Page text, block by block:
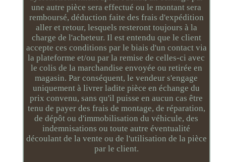
une autre pièce sera effectué ou le montant sera
remboursé, déduction faite des frais d'expédition
aller et retour, lesquels resteront toujours à la
charge de l'acheteur. Il est entendu que le client
accepte ces conditions par le biais d'un contact via
la plateforme et/ou par la remise de celles-ci avec
le colis de la marchandise envoyée ou retirée en
magasin. Par conséquent, le vendeur s'engage
uniquement à livrer ladite pièce en échange du
prix convenu, sans qu'il puisse en aucun cas être
tenu de payer des frais de montage, de réparation,
de dépôt ou d'immobilisation du véhicule, des
indemnisations ou toute autre éventualité
découlant de la vente ou de l'utilisation de la pièce
par le client.